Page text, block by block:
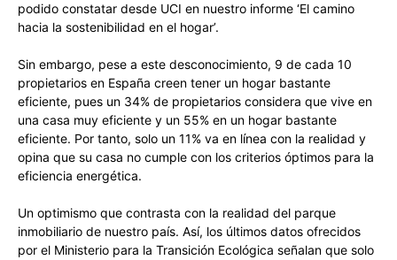
podido constatar desde UCI en nuestro informe ‘El camino
hacia la sostenibilidad en el hogar’.
Sin embargo, pese a este desconocimiento, 9 de cada 10
propietarios en España creen tener un hogar bastante
eficiente, pues un 34% de propietarios considera que vive en
una casa muy eficiente y un 55% en un hogar bastante
eficiente. Por tanto, solo un 11% va en línea con la realidad y
opina que su casa no cumple con los criterios óptimos para la
eficiencia energética.
Un optimismo que contrasta con la realidad del parque
inmobiliario de nuestro país. Así, los últimos datos ofrecidos
por el Ministerio para la Transición Ecológica señalan que solo